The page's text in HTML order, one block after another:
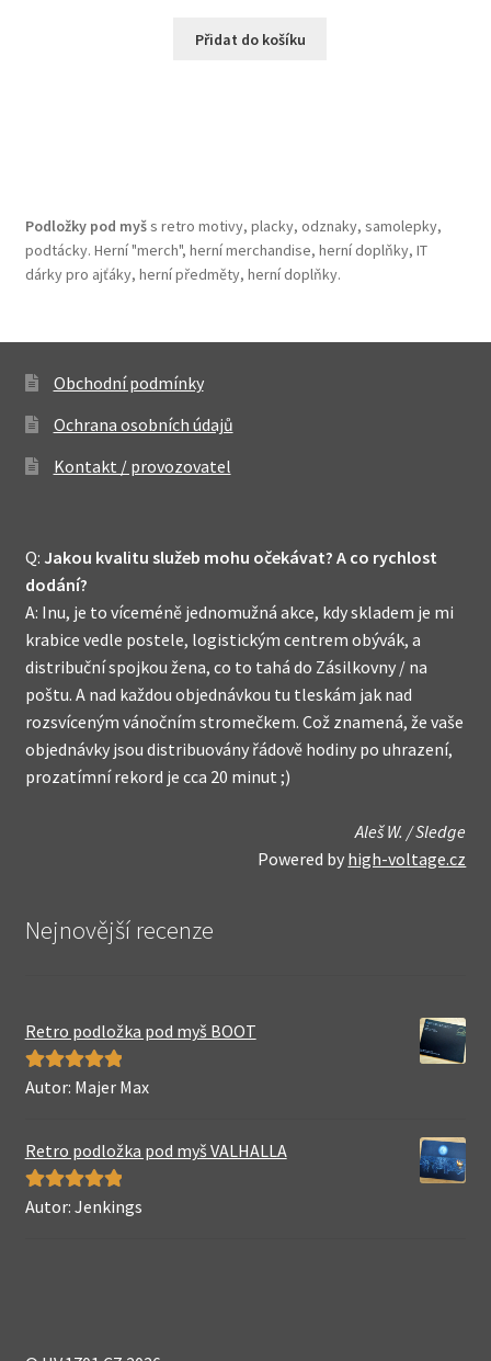
Přidat do košíku
Podložky pod myšs retro motivy, placky, odznaky, samolepky,
podtácky. Herní "merch", herní merchandise, herní doplňky, IT
dárky pro ajťáky, herní předměty, herní doplňky.
Obchodní podmínky
Ochrana osobních údajů
Kontakt / provozovatel
Q: Jakou kvalitu služeb mohu očekávat? A co rychlost
dodání?
A: Inu, je to víceméně jednomužná akce, kdy skladem je mi
krabice vedle postele, logistickým centrem obývák, a
distribuční spojkou žena, co to tahá do Zásilkovny / na
poštu. A nad každou objednávkou tu tleskám jak nad
rozsvíceným vánočním stromečkem. Což znamená, že vaše
objednávky jsou distribuovány řádově hodiny po uhrazení,
prozatímní rekord je cca 20 minut ;)
Aleš W. / Sledge
Powered by high-voltage.cz
Nejnovější recenze
Retro podložka pod myš BOOT
Hodnocení5
Autor: Majer Max
Retro podložka pod myš VALHALLA
Hodnocení5
Autor: Jenkings